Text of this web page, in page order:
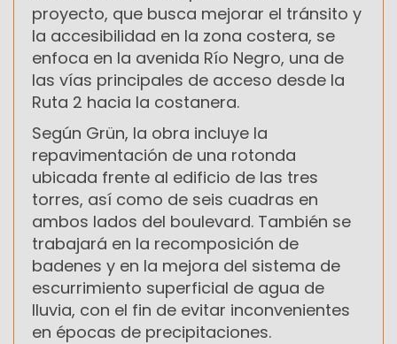
proyecto, que busca mejorar el tránsito y
la accesibilidad en la zona costera, se
enfoca en la avenida Río Negro, una de
las vías principales de acceso desde la
Ruta 2 hacia la costanera.
Según Grün, la obra incluye la
repavimentación de una rotonda
ubicada frente al edificio de las tres
torres, así como de seis cuadras en
ambos lados del boulevard. También se
trabajará en la recomposición de
badenes y en la mejora del sistema de
escurrimiento superficial de agua de
lluvia, con el fin de evitar inconvenientes
en épocas de precipitaciones.